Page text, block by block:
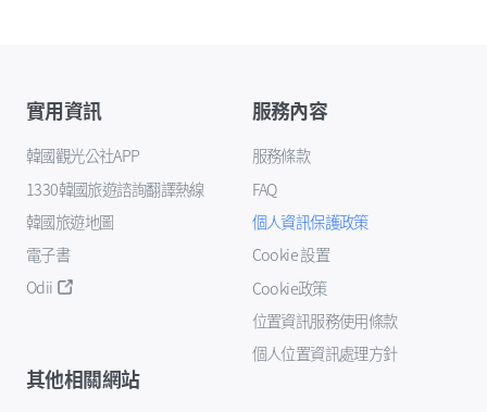
實用資訊
韓國觀光公社APP
1330韓國旅遊諮詢翻譯熱線
韓國旅遊地圖
電子書
Odii
服務內容
服務條款
FAQ
個人資訊保護政策
Cookie 設置
Cookie政策
位置資訊服務使用條款
個人位置資訊處理方針
其他相關網站